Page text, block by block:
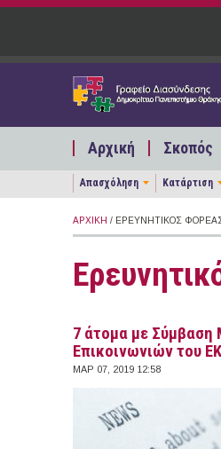
Παράκαμψη προς το κυρίως
Αρχική Σκοπός
Απασχόληση Κατάρτιση
ΑΡΧΙΚΉ / ΕΡΕΥΝΗΤΙΚΌΣ
7 άτομα με Σύμβαση
Επικοινωνιών του
ΜΑΡ 07, 2019 12:58